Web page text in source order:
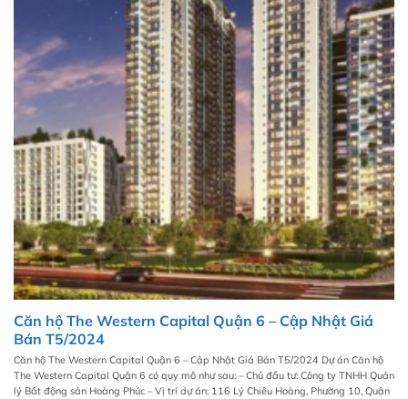
Căn hộ The Western Capital Quận 6 – Cập Nhật Giá
Bán T5/2024
Căn hộ The Western Capital Quận 6 – Cập Nhật Giá Bán T5/2024 Dự án Căn hộ
The Western Capital Quận 6 có quy mô như sau: – Chủ đầu tư: Công ty TNHH Quản
lý Bất động sản Hoàng Phúc – Vị trí dự án: 116 Lý Chiêu Hoàng, Phường 10, Quận